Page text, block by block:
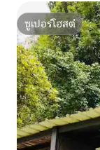
ซูเปอร์โฮสต์
ซูเปอร์โฮสต์